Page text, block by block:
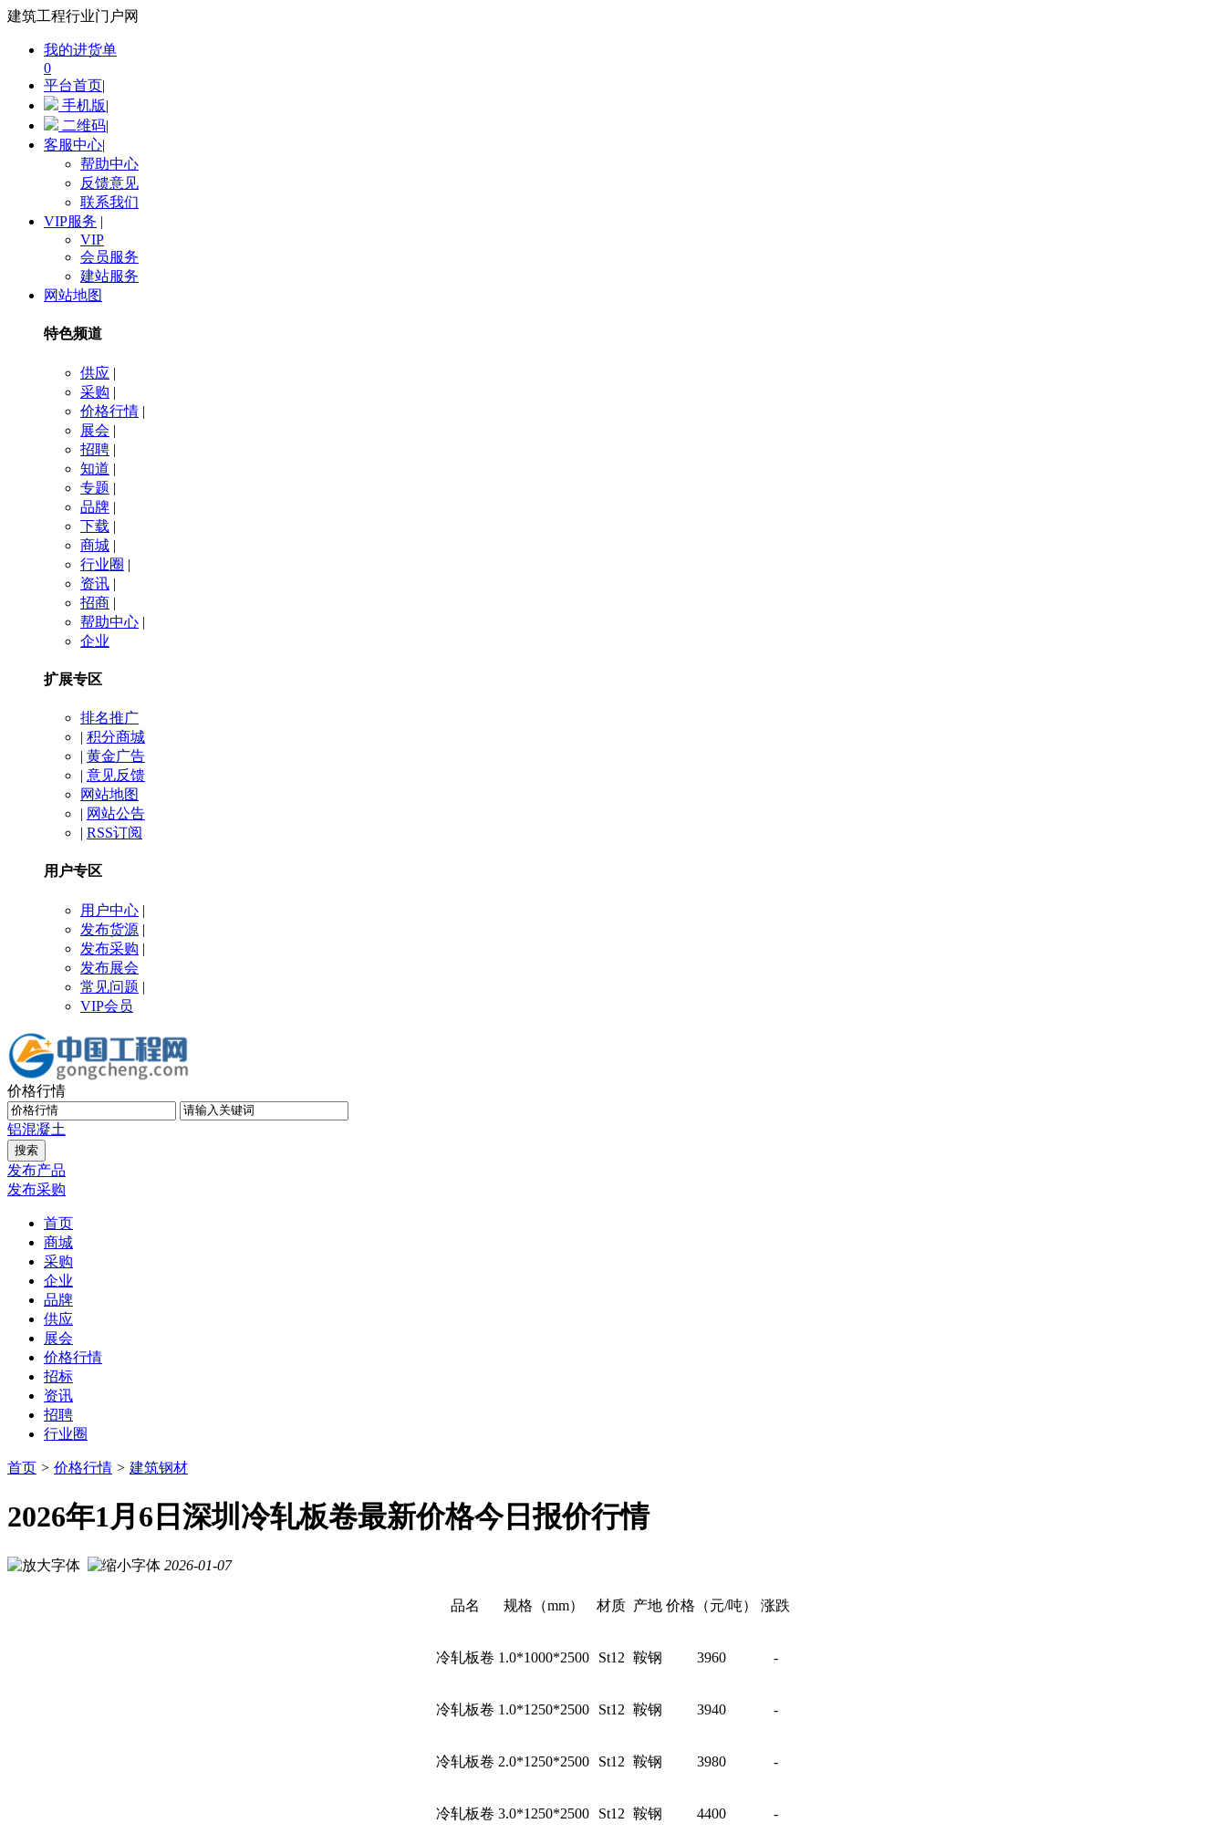
建筑工程行业门户网
我的进货单
0
平台首页|
手机版|
二维码|
客服中心|
帮助中心
反馈意见
联系我们
VIP服务 |
VIP
会员服务
建站服务
网站地图
特色频道
供应 |
采购 |
价格行情 |
展会 |
招聘 |
知道 |
专题 |
品牌 |
下载 |
商城 |
行业圈 |
资讯 |
招商 |
帮助中心 |
企业
扩展专区
排名推广
| 积分商城
| 黄金广告
| 意见反馈
网站地图
| 网站公告
| RSS订阅
用户专区
用户中心 |
发布货源 |
发布采购 |
发布展会
常见问题 |
VIP会员
价格行情
铝混凝土
发布产品
发布采购
首页
商城
采购
企业
品牌
供应
展会
价格行情
招标
资讯
招聘
行业圈
首页 > 价格行情 > 建筑钢材
2026年1月6日深圳冷轧板卷最新价格今日报价行情
2026-01-07
品名 规格（mm） 材质 产地 价格（元/吨） 涨跌
冷轧板卷 1.0*1000*2500 St12 鞍钢 3960 -
冷轧板卷 1.0*1250*2500 St12 鞍钢 3940 -
冷轧板卷 2.0*1250*2500 St12 鞍钢 3980 -
冷轧板卷 3.0*1250*2500 St12 鞍钢 4400 -